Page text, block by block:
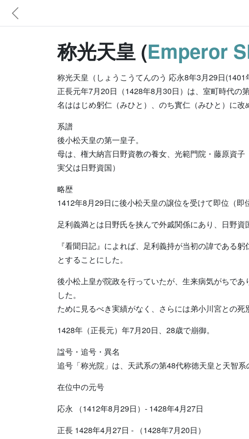
称光天皇 (Emperor
称光天皇（しょうこうてんのう 応永8年3月29日
正長元年7月20日（1428年8月30日）は、室町時代の
名ははじめ躬仁（みひと）、のち實仁（みひと）に改
系譜
後小松天皇の第一皇子。
母は、権大納言日野資教の養女、光範門院・藤原資子
実父は日野資国）
略歴
1412年8月29日に後小松天皇の譲位を受けて即位（即
足利義満とは日野氏を挟んで外戚関係にあり、日野資
『看聞日記』によれば、足利義持が当初の諱である
とすることにした。
後小松上皇が院政を行っていたが、生来病気がちで
した。
ために見るべき実績がなく、さらには弟小川宮との
1428年（正長元）年7月20日、28歳で崩御。
諡号・追号・異名
追号「称光院」は、天武系の第48代称徳天皇と天智
在位中の元号
応永 （1412年8月29日）- 1428年4月27日
正長 1428年4月27日 - （1428年7月20日）